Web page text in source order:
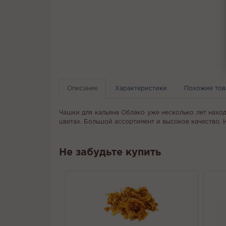
Описание Характеристики Похожие
Чашки для кальяна Облако уже несколько лет
цветах. Большой ассортимент и высокое качество.
Не забудьте купить